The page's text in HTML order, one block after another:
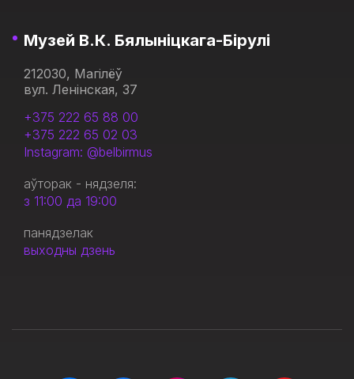
Музей В.К. Бялыніцкага-Бірулі
212030, Магілёў
вул. Ленінская, 37
+375 222 65 88 00
+375 222 65 02 03
Instagram: @belbirmus
аўторак - нядзеля:
з 11:00 да 19:00
панядзелак
выходны дзень